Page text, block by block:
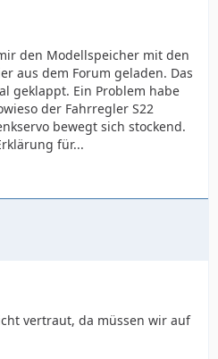
den Modellspeicher mit den
aus dem Forum geladen. Das
geklappt. Ein Problem habe
der Fahrregler S22
bewegt sich stockend.
für...
vertraut, da müssen wir auf